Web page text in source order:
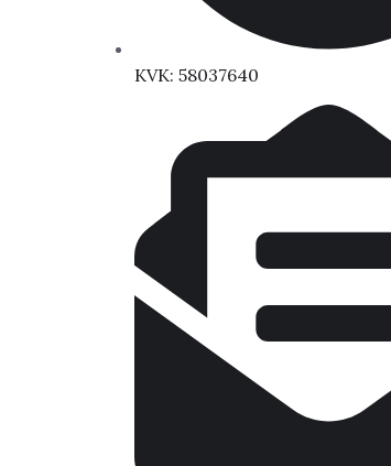
KVK: 58037640